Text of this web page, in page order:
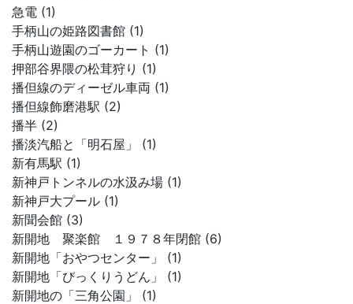
急電 (1)
手柄山の姫路図書館 (1)
手柄山遊園のゴーカート (1)
押部谷界隈の松茸狩り (1)
播但線のディーゼル車両 (1)
播但線飾磨港駅 (2)
播半 (2)
播淡汽船と「明石屋」 (1)
新有馬駅 (1)
新神戸トンネルの水汲み場 (1)
新神戸大プール (1)
新聞会館 (3)
新開地 聚楽館 １９７８年閉館 (6)
新開地「おやつセンター」 (1)
新開地「びっくりうどん」 (1)
新開地の「三角公園」 (1)